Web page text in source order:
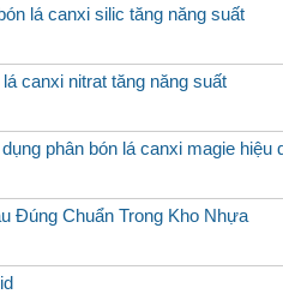
lá canxi silic tăng năng suất
canxi nitrat tăng năng suất
phân bón lá canxi magie hiệu
Đúng Chuẩn Trong Kho Nhựa